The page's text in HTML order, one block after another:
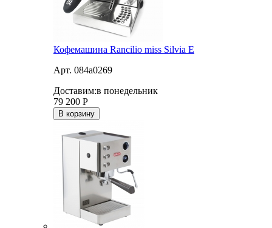
Кофемашина Rancilio miss Silvia E
Арт. 084a0269
Доставим:в понедельник
79 200 Р
В корзину